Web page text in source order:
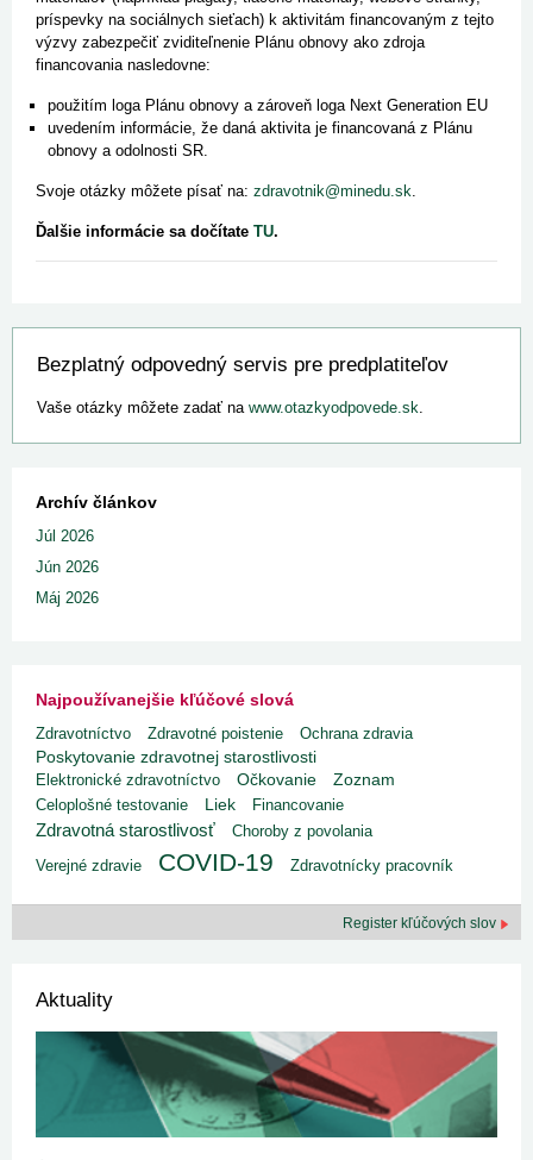
príspevky na sociálnych sieťach) k aktivitám financovaným z tejto
výzvy zabezpečiť zviditeľnenie Plánu obnovy ako zdroja
financovania nasledovne:
použitím loga Plánu obnovy a zároveň loga Next Generation EU
uvedením informácie, že daná aktivita je financovaná z Plánu
obnovy a odolnosti SR.
Svoje otázky môžete písať na: zdravotnik@minedu.sk.
Ďalšie informácie sa dočítate TU.
Bezplatný odpovedný servis pre predplatiteľov
Vaše otázky môžete zadať na www.otazkyodpovede.sk.
Archív článkov
Júl 2026
Jún 2026
Máj 2026
Najpoužívanejšie kľúčové slová
Zdravotníctvo Zdravotné poistenie Ochrana zdravia
Poskytovanie zdravotnej starostlivosti
Elektronické zdravotníctvo Očkovanie
Zoznam
Celoplošné testovanie
Liek Financovanie
Zdravotná starostlivosť
Choroby z povolania
Verejné zdravie
COVID-19 Zdravotnícky pracovník
Register kľúčových slov
Aktuality